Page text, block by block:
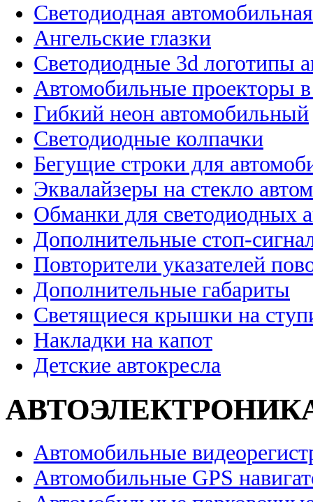
Светодиодная
Ангельские глазки
Светодиодные 3d логотипы
Автомобильные проекторы
Гибкий неон автомобильный
Светодиодные колпачки
Бегущие строки для
Эквалайзеры на стекло
Обманки для светодиодных
Дополнительные стоп-
Повторители указателей
Дополнительные габариты
Светящиеся крышки на
Накладки на капот
Детские автокресла
Автомобильные
Автомобильные GPS